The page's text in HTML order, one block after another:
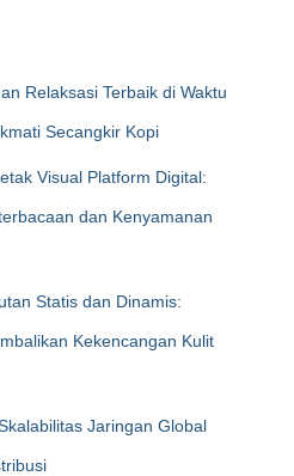
Relaksasi Terbaik di Waktu
Secangkir Kopi
Visual Platform Digital:
dan Kenyamanan
Statis dan Dinamis:
Kekencangan Kulit
Jaringan Global